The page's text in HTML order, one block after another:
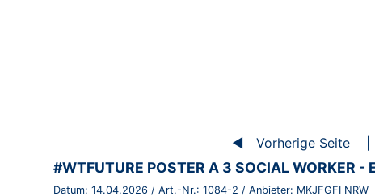
Vorherige Seite
BROSCHÜRE:
#WTFUTURE POSTER A 3 SOCIAL WORKER -
Datum: 14.04.2026 / Art.-Nr.: 1084-2 / Anbieter: MKJFGFI NRW